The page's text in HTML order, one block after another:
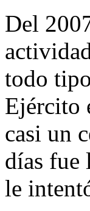
Del
todo
Ejército
casi un
días fue
le